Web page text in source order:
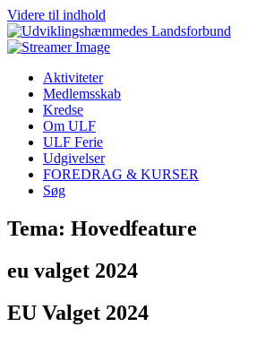
Videre til indhold
Aktiviteter
Medlemsskab
Kredse
Om ULF
ULF Ferie
Udgivelser
FOREDRAG & KURSER
Søg
Tema: Hovedfeature
eu valget 2024
EU Valget 2024